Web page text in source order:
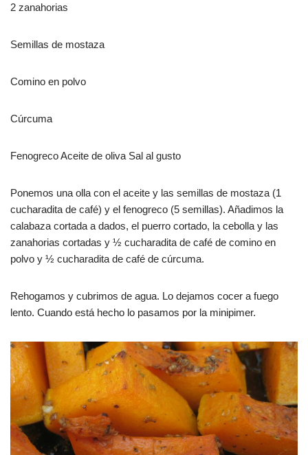
2 zanahorias
Semillas de mostaza
Comino en polvo
Cúrcuma
Fenogreco Aceite de oliva Sal al gusto
Ponemos una olla con el aceite y las semillas de mostaza (1
cucharadita de café) y el fenogreco (5 semillas). Añadimos la
calabaza cortada a dados, el puerro cortado, la cebolla y las
zanahorias cortadas y ½ cucharadita de café de comino en
polvo y ½ cucharadita de café de cúrcuma.
Rehogamos y cubrimos de agua. Lo dejamos cocer a fuego
lento. Cuando está hecho lo pasamos por la minipimer.